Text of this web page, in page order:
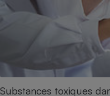
Substances toxiques